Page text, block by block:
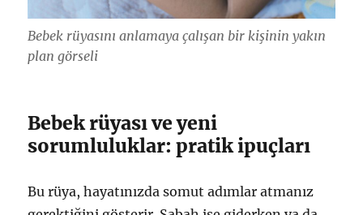
Bebek rüyasını anlamaya çalışan bir kişinin yakın
plan görseli
Bebek rüyası ve yeni
sorumluluklar: pratik ipuçları
Bu rüya, hayatınızda somut adımlar atmanız